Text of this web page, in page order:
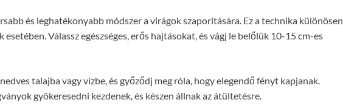
és leghatékonyabb módszer a virágok szaporítására. Ez a technika különösen
esetében. Válassz egészséges, erős hajtásokat, és vágj le belőlük 10-15 cm-es
talajba vagy vízbe, és győződj meg róla, hogy elegendő fényt kapjanak.
gyökeresedni kezdenek, és készen állnak az átültetésre.